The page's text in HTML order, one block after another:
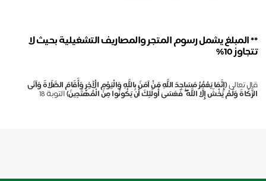
**المبلغ يشمل رسوم المتجر والمصاريف التشغيلية بحيث لا
تتجاوز 10%
قال تعالى(إِنَّمَا يَعْمُرُ مَسَاجِدَ اللَّهِ مَنْ آمَنَ بِاللَّهِ وَالْيَوْمِ الْآخِرِ وَأَقَامَ الصَّلَاةَ وَآتَى
الزَّكَاةَ وَلَمْ يَخْشَ إِلَّا اللَّهَ ۖ فَعَسَىٰ أُولَٰئِكَ أَن يَكُونُوا مِنَ الْمُهْتَدِينَ)التوبة 18